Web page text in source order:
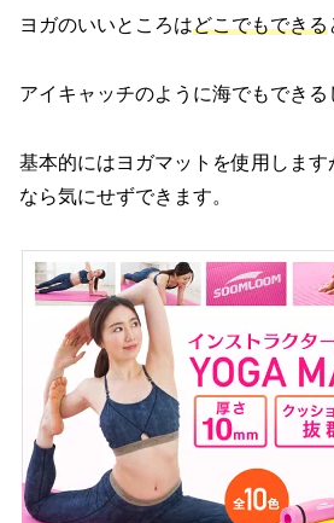
ヨガのいいところはどこでもできる
アイキャッチのように海でもできる
基本的にはヨガマットを使用しま
なら気にせずできます。